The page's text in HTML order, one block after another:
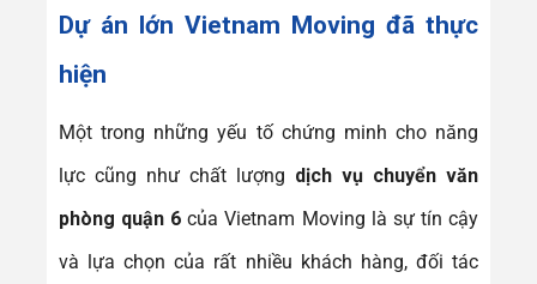
Dự án lớn Vietnam Moving đã thực
hiện
Một trong những yếu tố chứng minh cho năng
lực cũng như chất lượng dịch vụ chuyển văn
phòng quận 6 của Vietnam Moving là sự tín cậy
và lựa chọn của rất nhiều khách hàng, đối tác